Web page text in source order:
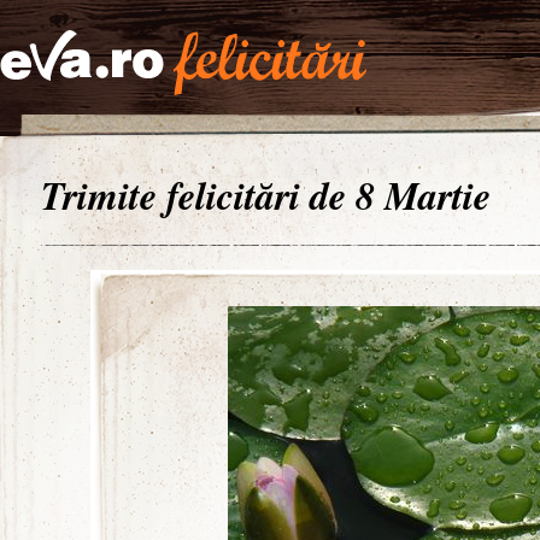
Trimite felicitări de 8 Martie